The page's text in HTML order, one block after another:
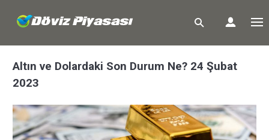
Altın ve Dolardaki Son Durum Ne? 24 Şubat
2023